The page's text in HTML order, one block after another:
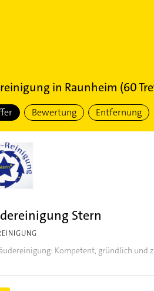
in Raunheim (60
Bewertung Entfernung
Stern
Kompetent, gründlich und